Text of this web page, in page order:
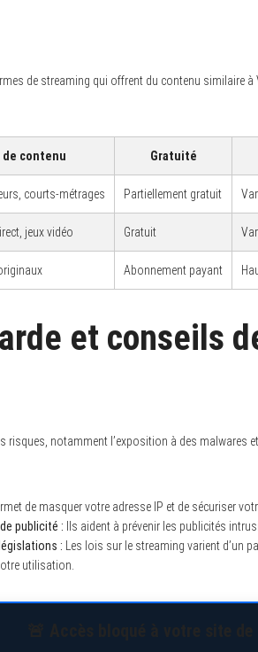
de streaming qui offrent du contenu similaire
de contenu Gratuité
courts-métrages Partiellement gratuit
jeux vidéo Gratuit
Abonnement payant
et conseils
risques, notamment l’exposition à des malwares
de masquer votre adresse IP et de sécuriser
publicité : Ils aident à prévenir les publicités
: Les lois sur le streaming varient d’un
utilisation.